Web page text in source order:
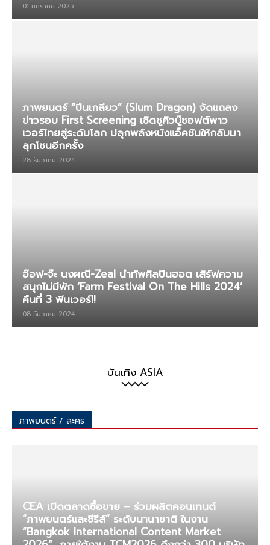
01 มกราคม 2025
ภาพยนตร์ “ปีนเกลียว” (Slum Dragon) จัดแถลง
ข่าวรอบ First Screening เชิดชูคิวบู๊ซอฟต์พาว
เวอร์ไทยสู่ระดับโลก ปลุกพลังหนังแอ็คชันให้กลับมา
ลุกโชนอีกครั้ง
28 ธันวาคม 2024
อ๊อฟ-จ๊ะ นงผณี-Zeal นำทัพศิลปินฮอต เสิร์ฟความ
สนุกไม่มีพัก ‘Farm Festival On The Hills 2024’
คืนที่ 3 ฟินเวอร์!!
08 ธันวาคม 2024
บันเทิง ASIA
ภาพยนตร์ / ละคร
CEA เปิดตลาดซื้อขาย – ร่วมผลิตคอนเทนต์
“ภาพยนตร์และซีรีส์” ระดับนานาชาติ ในงาน
“Bangkok International Content Market